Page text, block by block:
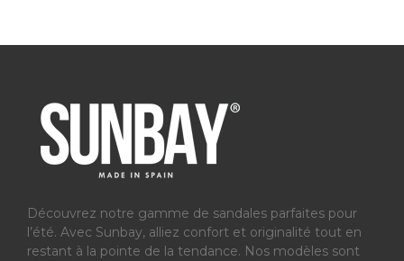
Découvrez notre gamme de sandales parfaites pour
l’été. Avec Sunbay, alliez confort et originalité tout en
restant à la pointe de la tendance. Nos modèles sont